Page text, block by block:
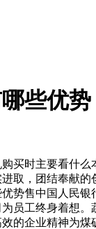
些优势
时主要看什么
取，团结奉献
势售中国人民
员工终身着想
的企业精神为